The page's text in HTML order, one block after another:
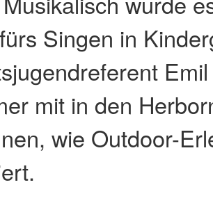
Singen in
mit in den
wie Outdoor-